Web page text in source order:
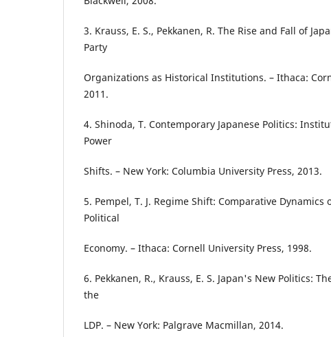
3. Krauss, E. S., Pekkanen, R. The Rise and Fall of
Party
Organizations as Historical Institutions. – Ithaca:
2011.
4. Shinoda, T. Contemporary Japanese Politics:
Power
Shifts. – New York: Columbia University Press, 2013.
5. Pempel, T. J. Regime Shift: Comparative Dynamics
Political
Economy. – Ithaca: Cornell University Press, 1998.
6. Pekkanen, R., Krauss, E. S. Japan's New Politics:
the
LDP. – New York: Palgrave Macmillan, 2014.